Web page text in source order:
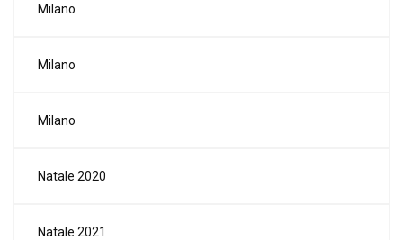
Milano
Milano
Milano
Natale 2020
Natale 2021